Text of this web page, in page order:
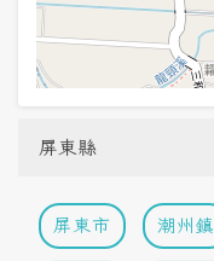
屏東縣
屏東市 潮州鎮